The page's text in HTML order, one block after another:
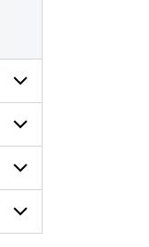
Undersidor
för
Radar
och
Undersidor
för
Väder
till
havs
Undersidor
för